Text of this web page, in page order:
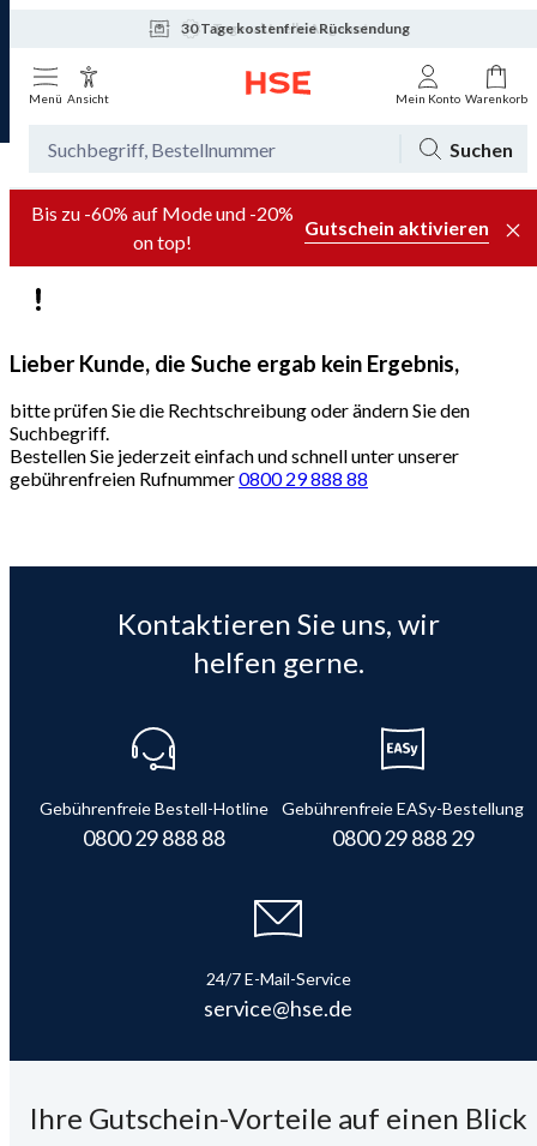
30 Tage kostenfreie Rücksendung
Tagesaktuelle Angebote
Menü Ansicht Mein Konto Warenkorb
Suchen
Bis zu -60% auf Mode und -20%
on top!
Gutschein aktivieren
Lieber Kunde, die Suche ergab kein Ergebnis,
bitte prüfen Sie die Rechtschreibung oder ändern Sie den
Suchbegriff.
Bestellen Sie jederzeit einfach und schnell unter unserer
gebührenfreien Rufnummer0800 29 888 88
Kontaktieren Sie uns, wir
helfen gerne.
Gebührenfreie Bestell-Hotline
0800 29 888 88
Gebührenfreie EASy-Bestellung
0800 29 888 29
24/7 E-Mail-Service
service@hse.de
Ihre Gutschein-Vorteile auf einen Blick